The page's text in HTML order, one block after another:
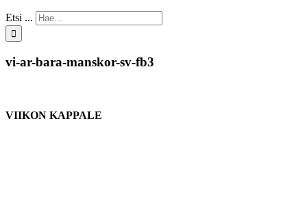
Etsi ...
vi-ar-bara-manskor-sv-fb3
VIIKON KAPPALE